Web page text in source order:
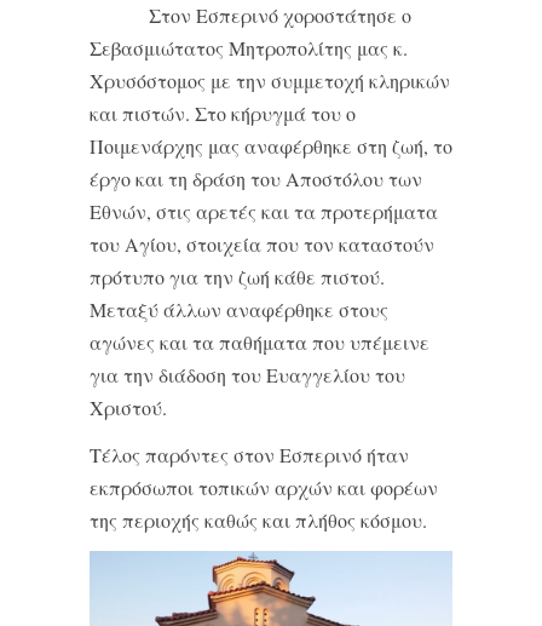
Στον Εσπερινό χοροστάτησε ο
Σεβασμιώτατος Μητροπολίτης μας κ.
Χρυσόστομος με την συμμετοχή κληρικών
και πιστών. Στο κήρυγμά του ο
Ποιμενάρχης μας αναφέρθηκε στη ζωή, το
έργο και τη δράση του Αποστόλου των
Εθνών, στις αρετές και τα προτερήματα
του Αγίου, στοιχεία που τον καταστούν
πρότυπο για την ζωή κάθε πιστού.
Μεταξύ άλλων αναφέρθηκε στους
αγώνες και τα παθήματα που υπέμεινε
για την διάδοση του Ευαγγελίου του
Χριστού.
Τέλος παρόντες στον Εσπερινό ήταν
εκπρόσωποι τοπικών αρχών και φορέων
της περιοχής καθώς και πλήθος κόσμου.